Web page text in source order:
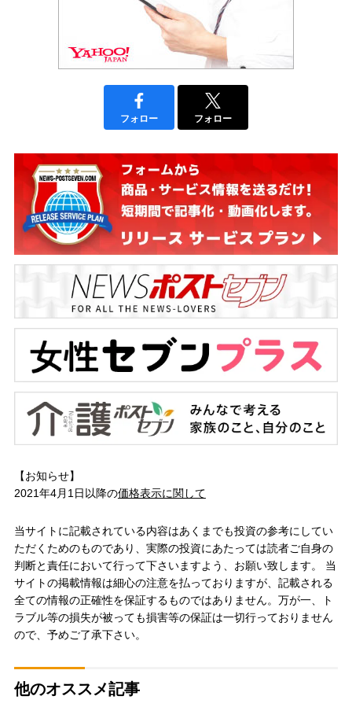
フォロー フォロー
【お知らせ】
2021年4月1日以降の価格表示に関して
当サイトに記載されている内容はあくまでも投資の参考にしてい
ただくためのものであり、実際の投資にあたっては読者ご自身の
判断と責任において行って下さいますよう、お願い致します。 当
サイトの掲載情報は細心の注意を払っておりますが、記載される
全ての情報の正確性を保証するものではありません。万が一、ト
ラブル等の損失が被っても損害等の保証は一切行っておりません
ので、予めご了承下さい。
他のオススメ記事